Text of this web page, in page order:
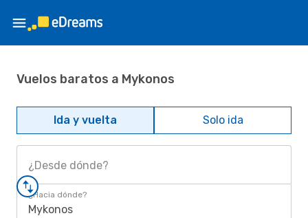
Vuelos baratos a Mykonos
Ida y vuelta Solo ida
¿Desde dónde?
¿Hacia dónde?
Mykonos